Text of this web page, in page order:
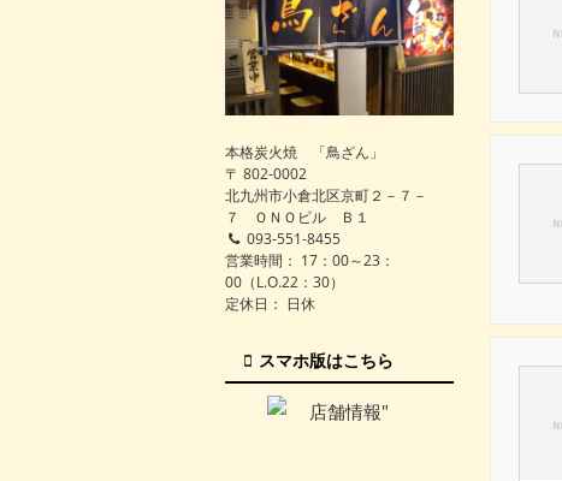
本格炭火焼 「鳥ざん」
〒 802-0002
北九州市小倉北区京町２－７－
７ ＯＮＯビル Ｂ１
093-551-8455
営業時間： 17：00～23：
00（L.O.22：30）
定休日： 日休
スマホ版はこちら